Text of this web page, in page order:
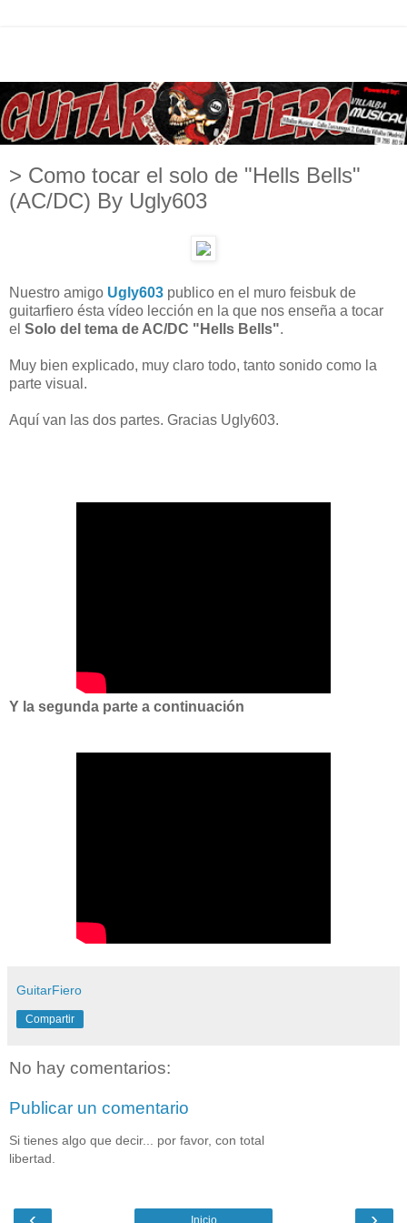
> Como tocar el solo de "Hells Bells"
(AC/DC) By Ugly603
Nuestro amigo Ugly603 publico en el muro feisbuk de
guitarfiero ésta vídeo lección en la que nos enseña a tocar
el Solo del tema de AC/DC "Hells Bells".
Muy bien explicado, muy claro todo, tanto sonido como la
parte visual.
Aquí van las dos partes. Gracias Ugly603.
Y la segunda parte a continuación
GuitarFiero
Compartir
No hay comentarios:
Publicar un comentario
Si tienes algo que decir... por favor, con total
libertad.
Inicio